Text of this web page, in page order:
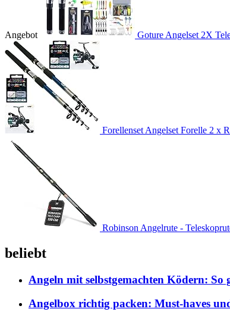
Angebot Goture Angelset 2X
Forellenset Angelset Forelle 2 x
Robinson Angelrute -
beliebt
Angeln mit selbstgemachten Ködern: So
Angelbox richtig packen: Must-haves